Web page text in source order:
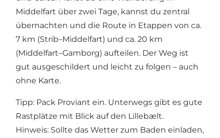
Middelfart über zwei Tage, kannst du zentral
übernachten und die Route in Etappen von ca.
7 km (Strib–Middelfart) und ca. 20 km
(Middelfart–Gamborg) aufteilen. Der Weg ist
gut ausgeschildert und leicht zu folgen – auch
ohne Karte.
Tipp: Pack Proviant ein. Unterwegs gibt es gute
Rastplätze mit Blick auf den Lillebælt.
Hinweis: Sollte das Wetter zum Baden einladen,